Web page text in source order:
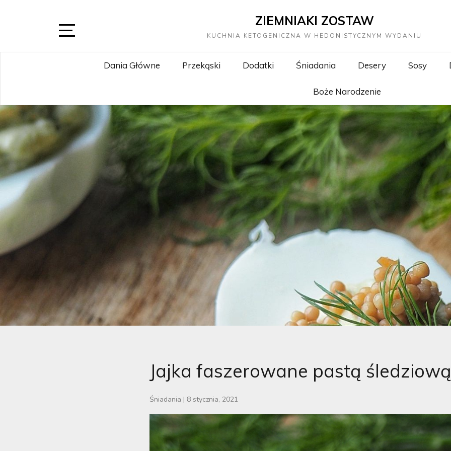
ZIEMNIAKI ZOSTAW
KUCHNIA KETOGENICZNA W HEDONISTYCZNYM WYDANIU
Dania Główne Przekąski Dodatki Śniadania Desery Sosy
Boże Narodzenie
Jajka faszerowane pastą śledziową
Śniadania | 8 stycznia, 2021